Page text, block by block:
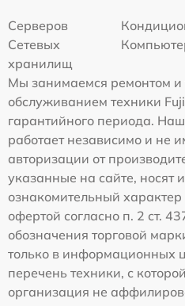
Серверов
Сетевых
хранилищ
Мы занимаемся ремонтом и
обслуживанием техники
гарантийного периода.
работает независимо и не
авторизации от
указанные на сайте, носят
ознакомительный
офертой согласно п. 2 ст.
обозначения торговой
только в информационных
перечень техники, с
организация не